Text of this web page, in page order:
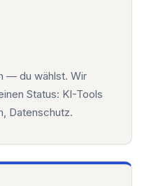
— du wählst. Wir
Status: KI-Tools
Datenschutz.